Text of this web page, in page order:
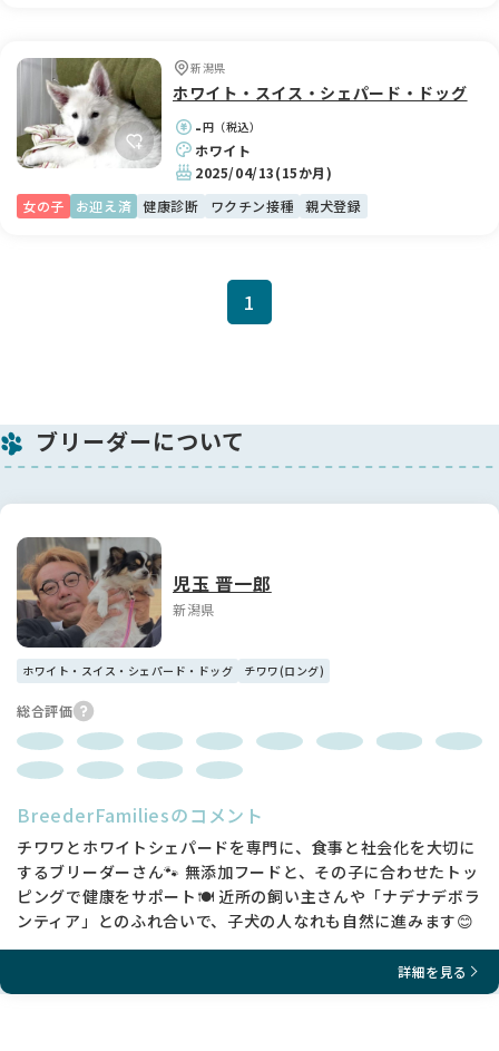
新潟県
ホワイト・スイス・シェパード・ドッグ
-円（税込）
ホワイト
2025/04/13(15か月)
女の子
お迎え済 健康診断 ワクチン接種 親犬登録
1
ブリーダーについて
児玉 晋一郎
新潟県
ホワイト・スイス・シェパード・ドッグ チワワ(ロング)
総合評価
BreederFamiliesのコメント
チワワとホワイトシェパードを専門に、食事と社会化を大切に
するブリーダーさん🐾 無添加フードと、その子に合わせたトッ
ピングで健康をサポート🍽️ 近所の飼い主さんや「ナデナデボラ
ンティア」とのふれ合いで、子犬の人なれも自然に進みます😊
詳細を見る